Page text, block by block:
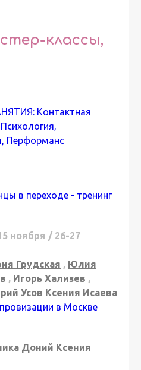
классы,
Контактная
Перформанс
в переходе - тренинг
ноября / 26-27
Грудская , Юлия
, Игорь Хализев ,
Усов Ксения Исаева
в Москве
Доний Ксения